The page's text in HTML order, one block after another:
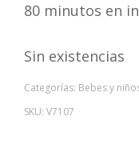
80 minutos en
Sin existencias
Categorías: Bebes y
SKU: V7107